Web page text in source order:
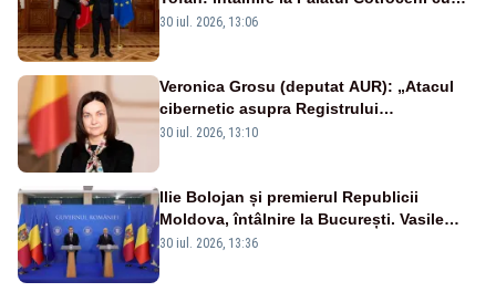
președintele Nicușor Dan
30 iul. 2026, 13:06
Veronica Grosu (deputat AUR): „Atacul
cibernetic asupra Registrului
Proprietăților transmite un semnal de
30 iul. 2026, 13:10
Ilie Bolojan și premierul Republicii
Moldova, întâlnire la București. Vasile
Tofan, primit cu onoruri militare
30 iul. 2026, 13:36